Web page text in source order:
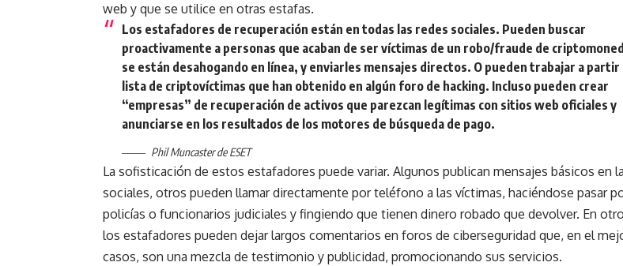
web y que se utilice en otras estafas.
Los estafadores de recuperación están en todas las redes sociales. Pueden buscar
proactivamente a personas que acaban de ser víctimas de un robo/fraude de
se están desahogando en línea, y enviarles mensajes directos. O pueden trabajar a partir
lista de criptovíctimas que han obtenido en algún foro de hacking. Incluso pueden crear
“empresas” de recuperación de activos que parezcan legítimas con sitios web oficiales y
anunciarse en los resultados de los motores de búsqueda de pago.
Phil Muncaster de ESET
La sofisticación de estos estafadores puede variar. Algunos publican mensajes básicos en
sociales, otros pueden llamar directamente por teléfono a las víctimas, haciéndose pasar
policías o funcionarios judiciales y fingiendo que tienen dinero robado que devolver. En
los estafadores pueden dejar largos comentarios en foros de ciberseguridad que, en el
casos, son una mezcla de testimonio y publicidad, promocionando sus servicios.